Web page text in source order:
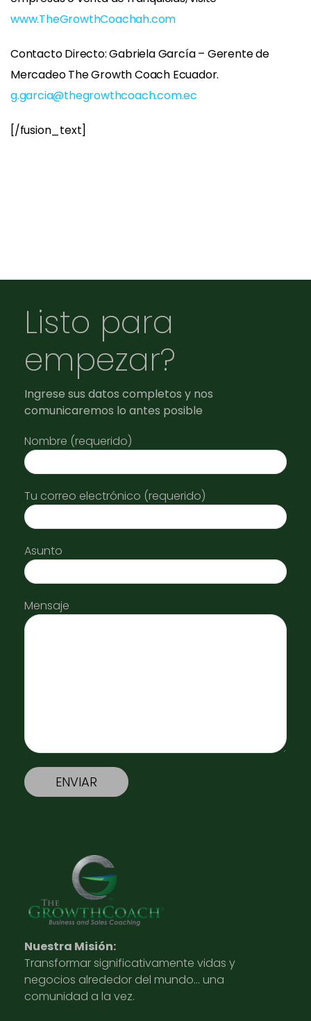
www.TheGrowthCoachah.com
Contacto Directo: Gabriela García – Gerente de
Mercadeo The Growth Coach Ecuador.
g.garcia@thegrowthcoach.com.ec
[/fusion_text]
Listo para
empezar?
Ingrese sus datos completos y nos
comunicaremos lo antes posible
Nombre (requerido)
Tu correo electrónico (requerido)
Asunto
Mensaje
Nuestra Misión:
Transformar significativamente vidas y
negocios alrededor del mundo… una
comunidad a la vez.